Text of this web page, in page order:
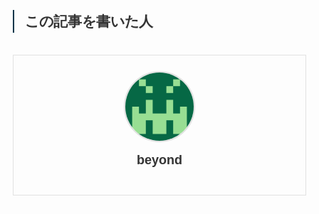
この記事を書いた人
beyond